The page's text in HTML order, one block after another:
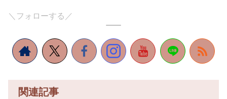
＼フォローする／
関連記事